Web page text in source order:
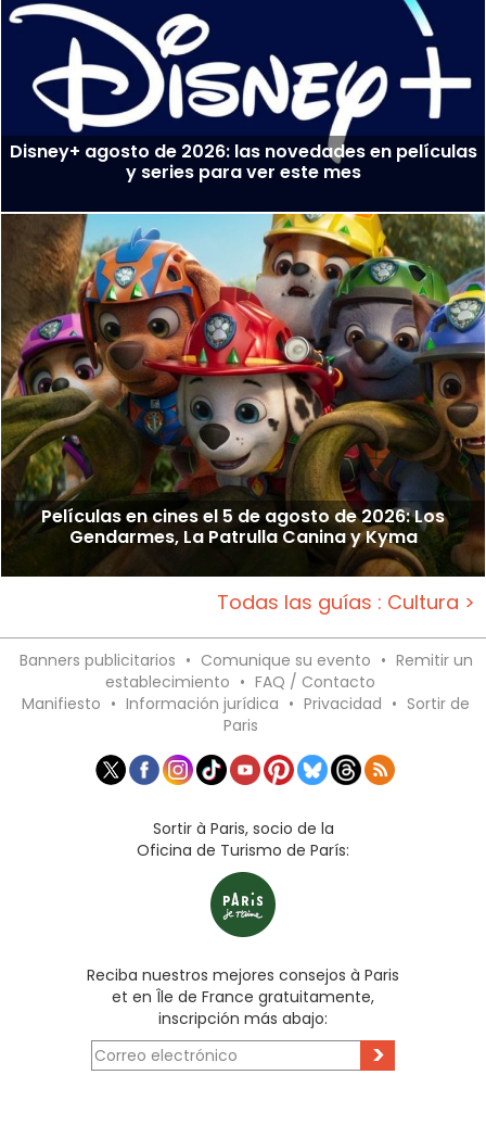
Disney+ agosto de 2026: las novedades en películas
y series para ver este mes
Películas en cines el 5 de agosto de 2026: Los
Gendarmes, La Patrulla Canina y Kyma
Todas las guías : Cultura >
Banners publicitarios • Comunique su evento • Remitir un
establecimiento • FAQ / Contacto
Manifiesto • Información jurídica • Privacidad • Sortir de
Paris
Sortir à Paris, socio de la
Oficina de Turismo de París:
Reciba nuestros mejores consejos à Paris
et en Île de France gratuitamente,
inscripción más abajo:
>